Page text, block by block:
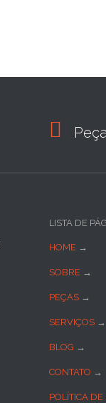

LISTA DE
HOME →
SOBRE →
PEÇAS →
SERVIÇOS →
BLOG →
CONTATO →
POLÍTICA